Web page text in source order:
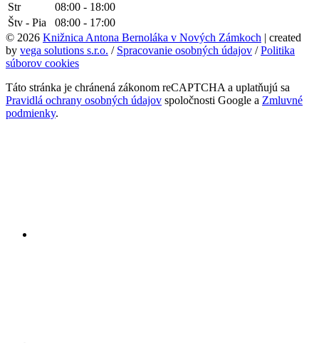
Str
08:00 - 18:00
Štv - Pia
08:00 - 17:00
© 2026 Knižnica Antona Bernoláka v Nových Zámkoch | created
by vega solutions s.r.o. / Spracovanie osobných údajov /Politika
súborov cookies
Táto stránka je chránená zákonom reCAPTCHA a uplatňujú sa
Pravidlá ochrany osobných údajov spoločnosti Google a Zmluvné
podmienky.